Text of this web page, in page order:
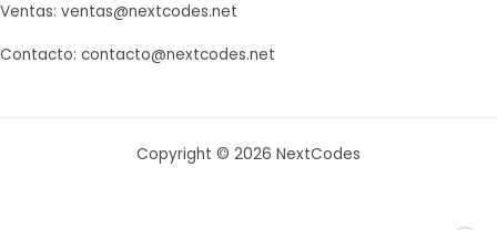
Ventas: ventas@nextcodes.net
Contacto: contacto@nextcodes.net
Copyright © 2026 NextCodes